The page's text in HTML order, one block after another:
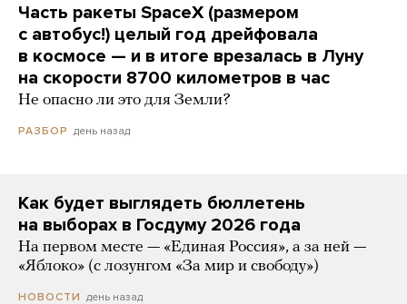
Часть ракеты SpaceX (размером
с автобус!) целый год дрейфовала
в космосе — и в итоге врезалась в Луну
на скорости 8700 километров в час
Не опасно ли это для Земли?
РАЗБОР день назад
Как будет выглядеть бюллетень
на выборах в Госдуму 2026 года
На первом месте — «Единая Россия», а за ней —
«Яблоко» (с лозунгом «За мир и свободу»)
НОВОСТИ день назад